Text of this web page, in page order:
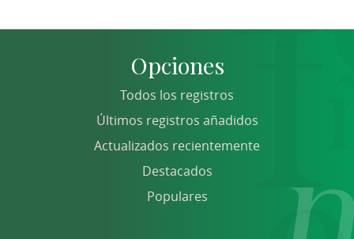
Opciones
Todos los registros
Últimos registros añadidos
Actualizados recientemente
Destacados
Populares